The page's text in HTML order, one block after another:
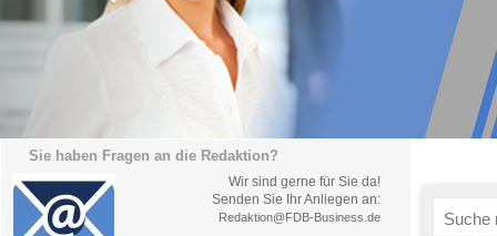
Sie haben Fragen an die Redaktion?
Wir sind gerne für Sie da!
Senden Sie Ihr Anliegen an:
Redaktion@FDB-Business.de